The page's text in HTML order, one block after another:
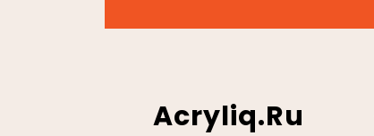
к
Acryliq.ru